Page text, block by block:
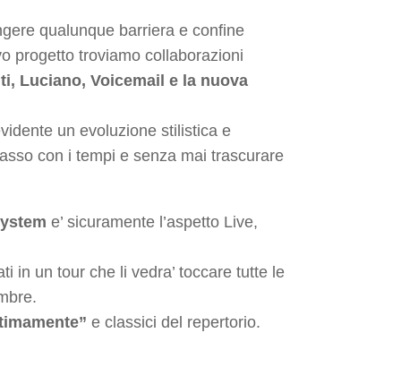
qualunque barriera e confine
progetto troviamo collaborazioni
Luciano, Voicemail e la nuova
un evoluzione stilistica e
con i tempi e senza mai trascurare
e’ sicuramente l’aspetto Live,
in un tour che li vedra’ toccare tutte le
e classici del repertorio.